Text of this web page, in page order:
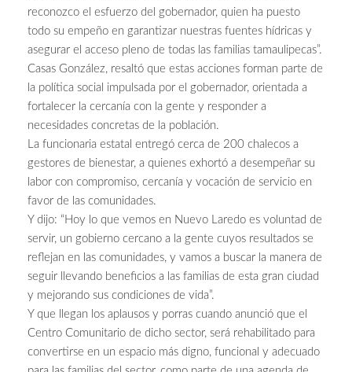
reconozco el esfuerzo del gobernador, quien ha puesto
todo su empeño en garantizar nuestras fuentes hídricas y
asegurar el acceso pleno de todas las familias tamaulipecas”.
Casas González, resaltó que estas acciones forman parte de
la política social impulsada por el gobernador, orientada a
fortalecer la cercanía con la gente y responder a
necesidades concretas de la población.
La funcionaria estatal entregó cerca de 200 chalecos a
gestores de bienestar, a quienes exhortó a desempeñar su
labor con compromiso, cercanía y vocación de servicio en
favor de las comunidades.
Y dijo: “Hoy lo que vemos en Nuevo Laredo es voluntad de
servir, un gobierno cercano a la gente cuyos resultados se
reflejan en las comunidades, y vamos a buscar la manera de
seguir llevando beneficios a las familias de esta gran ciudad
y mejorando sus condiciones de vida”.
Y que llegan los aplausos y porras cuando anunció que el
Centro Comunitario de dicho sector, será rehabilitado para
convertirse en un espacio más digno, funcional y adecuado